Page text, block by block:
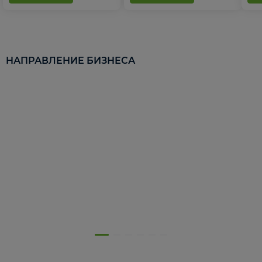
НАПРАВЛЕНИЕ БИЗНЕСА